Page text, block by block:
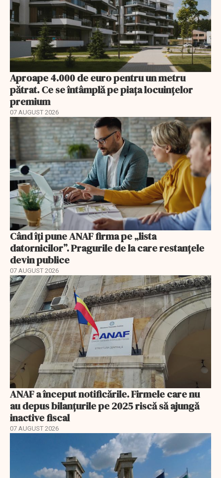
Aproape 4.000 de euro pentru un metru
pătrat. Ce se întâmplă pe piața locuințelor
premium
07 AUGUST 2026
Când îți pune ANAF firma pe „lista
datornicilor”. Pragurile de la care restanțele
devin publice
07 AUGUST 2026
ANAF a început notificările. Firmele care nu
au depus bilanțurile pe 2025 riscă să ajungă
inactive fiscal
07 AUGUST 2026